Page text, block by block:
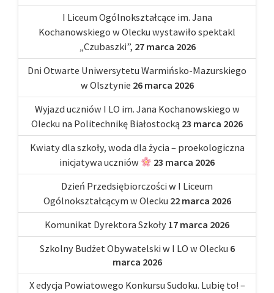
I Liceum Ogólnokształcące im. Jana
Kochanowskiego w Olecku wystawiło spektakl
„Czubaszki”, 27 marca 2026
Dni Otwarte Uniwersytetu Warmińsko-Mazurskiego
w Olsztynie 26 marca 2026
Wyjazd uczniów I LO im. Jana Kochanowskiego w
Olecku na Politechnikę Białostocką 23 marca 2026
Kwiaty dla szkoły, woda dla życia – proekologiczna
inicjatywa uczniów
23 marca 2026
Dzień Przedsiębiorczości w I Liceum
Ogólnokształcącym w Olecku 22 marca 2026
Komunikat Dyrektora Szkoły 17 marca 2026
Szkolny Budżet Obywatelski w I LO w Olecku 6
marca 2026
X edycja Powiatowego Konkursu Sudoku. Lubię to! –